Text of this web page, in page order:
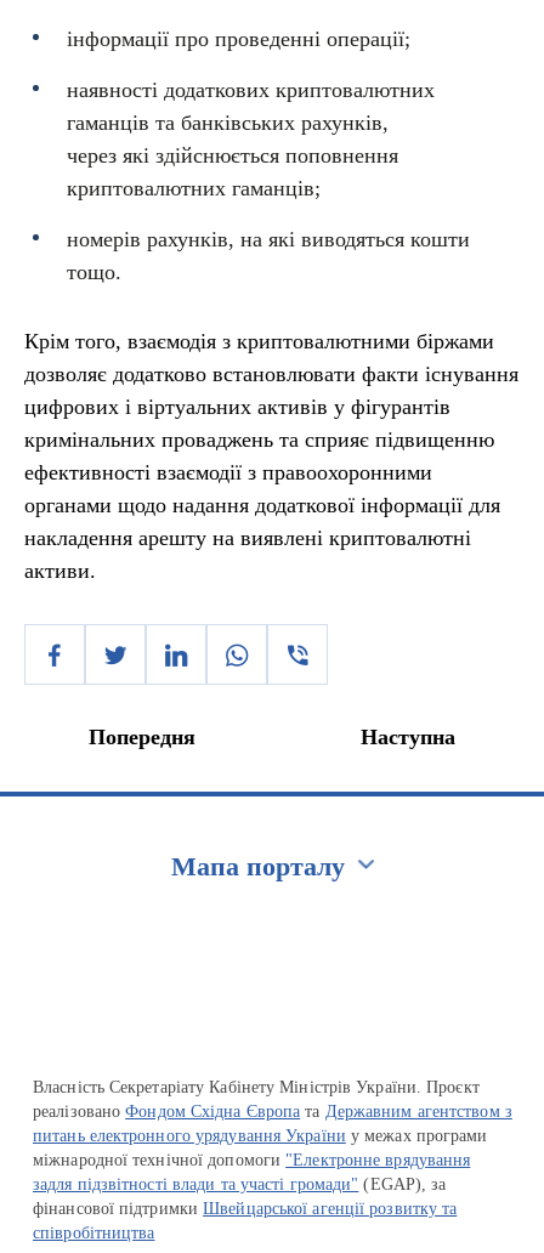
інформації про проведенні операції;
наявності додаткових криптовалютних
гаманців та банківських рахунків,
через які здійснюється поповнення
криптовалютних гаманців;
номерів рахунків, на які виводяться кошти
тощо.
Крім того, взаємодія з криптовалютними біржами
дозволяє додатково встановлювати факти існування
цифрових і віртуальних активів у фігурантів
кримінальних проваджень та сприяє підвищенню
ефективності взаємодії з правоохоронними
органами щодо надання додаткової інформації для
накладення арешту на виявлені криптовалютні
активи.
Попередня Наступна
Мапа порталу
Власність Секретаріату Кабінету Міністрів України. Проєкт
реалізованоФондом Східна Європа та Державним агентством з
питань електронного урядування України у межах програми
міжнародної технічної допомоги "Електронне врядування
задля підзвітності влади та участі громади" (EGAP), за
фінансової підтримкиШвейцарської агенції розвитку та
співробітництва